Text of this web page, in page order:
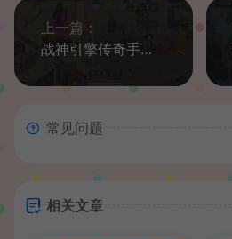
上一篇：
战神引擎传奇手游【征战九州三职业第二季】最新整理单机一键即玩镜像端+WIN系特色服务端+安卓苹果双端+GM授权后台+详细搭建教程
常见问题
相关文章